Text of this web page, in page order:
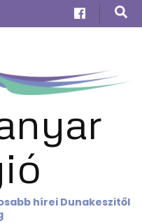
hírei Dunakeszitől